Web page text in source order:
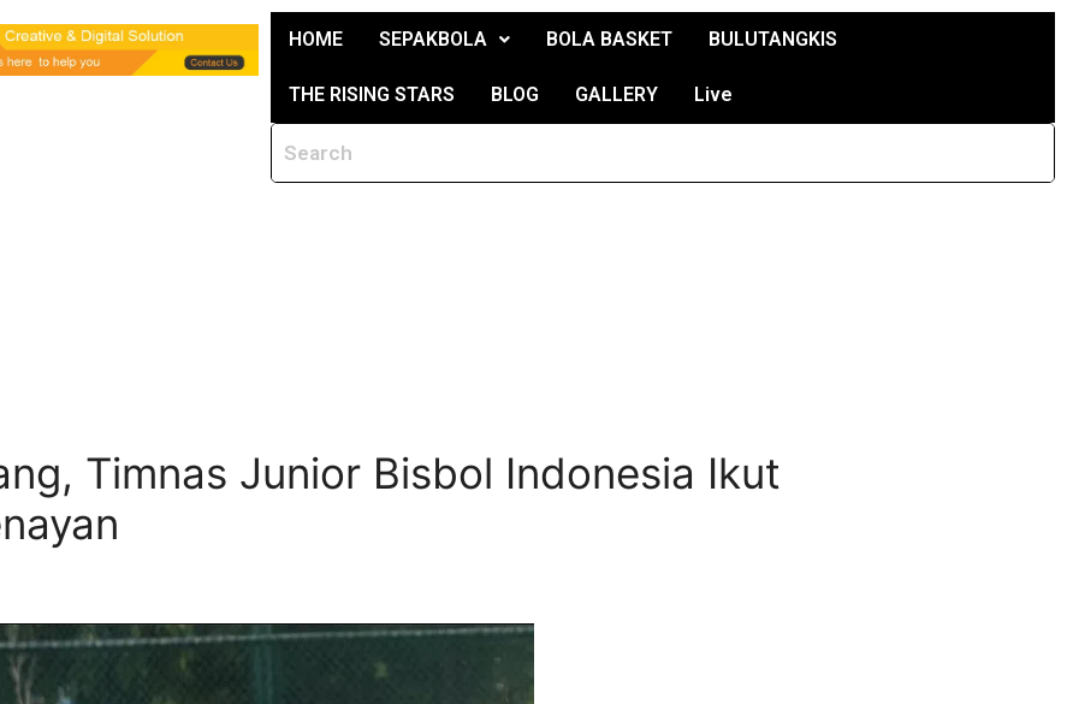
HOME SEPAKBOLA BOLA BASKET BULUTANGKIS
THE RISING STARS BLOG GALLERY Live
Timnas Junior Bisbol Indonesia Ikut